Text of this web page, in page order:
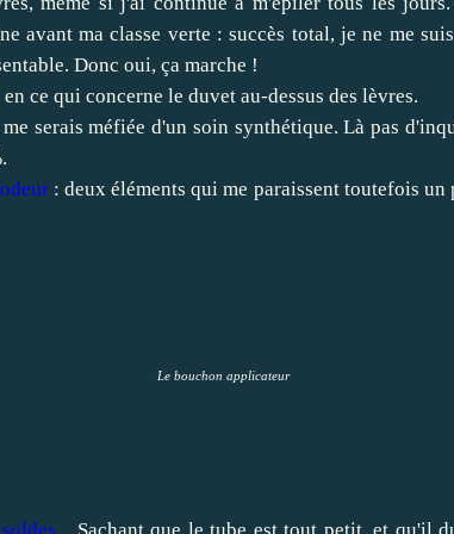
avant ma classe verte : succès total, je ne me
Donc oui, ça marche !
en ce qui concerne le duvet au-dessus des lèvres.
serais méfiée d'un soin synthétique. Là pas
: deux éléments qui me paraissent toutefois un
Le bouchon applicateur